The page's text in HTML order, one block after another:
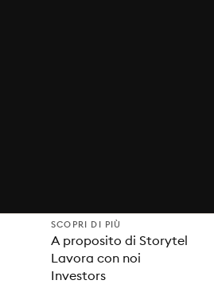
SCOPRI DI PIÙ
A proposito di Storytel
Lavora con noi
Investors